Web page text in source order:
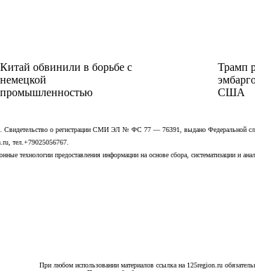
Китай обвинили в борьбе с
немецкой
промышленностью
Трамп
США
Свидетельство о регистрации СМИ ЭЛ № ФС 77 — 76391, выдано Федеральной
тел.+79025056767.
технологии предоставления информации на основе сбора, систематизации и
При любом использовании материалов ссылка на 125region.ru